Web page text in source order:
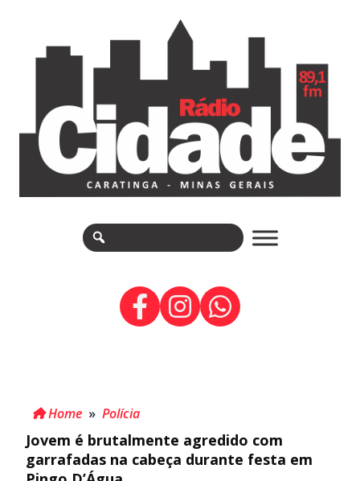
Home » Polícia
Jovem é brutalmente agredido com
garrafadas na cabeça durante festa em